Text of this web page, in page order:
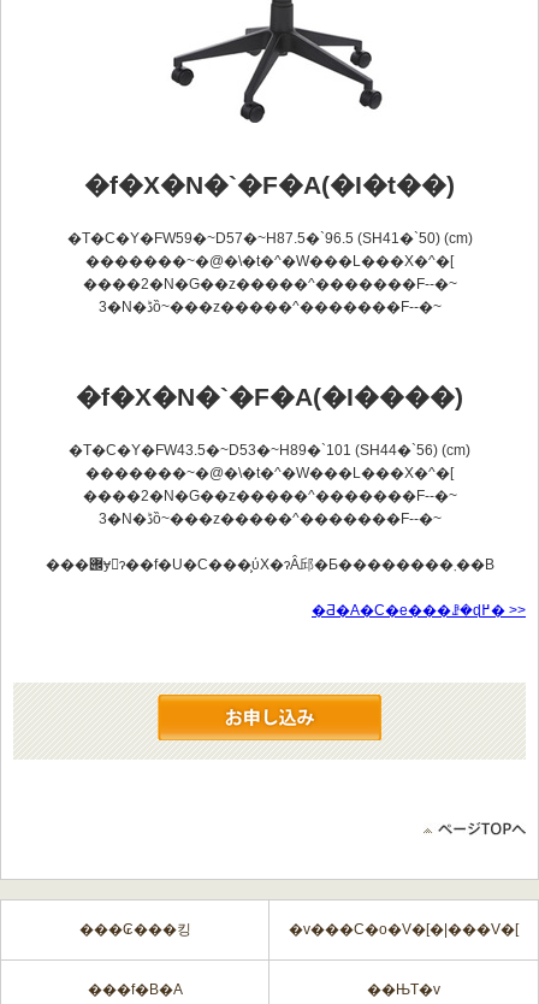
�f�X�N�`�F�A(�I�t��)
�T�C�Y�FW59�~D57�~H87.5�`96.5 (SH41�`50) (cm)
�������~�@�\�t�^�W���L���X�^�[
����2�N�Ԍ��z�����^�������F--�~
3�N�ڈȍ~���z�����^�������F--�~
�f�X�N�`�F�A(�I����)
�T�C�Y�FW43.5�~D53�~H89�`101 (SH44�`56) (cm)
�������~�@�\�t�^�W���L���X�^�[
����2�N�Ԍ��z�����^�������F--�~
3�N�ڈȍ~���z�����^�������F--�~
���݌ɏ󋵂ɂ��f�U�C���͕ύX�ɂȂ邱�Ƃ��������܂��B
�Ƌ�A�C�e���ꗗ�ɖ߂� >>
���₢���킹 �v���C�o�V�[�|���V�[
���f�B�A ��ЊT�v